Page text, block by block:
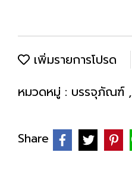
เพิ่มรายการโปรด
หมวดหมู่ : บรรจุภัณฑ์ ,
Share